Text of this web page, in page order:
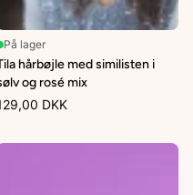
På lager
hårbøjle med similisten i
og rosé mix
DKK